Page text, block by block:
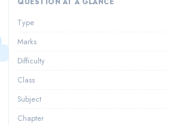
Type
Marks
Difficulty
Class
Subject
Chapter